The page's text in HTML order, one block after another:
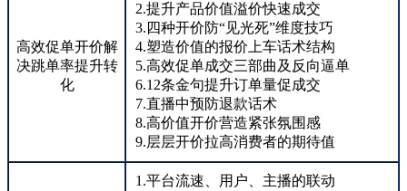
高效促单开价解
决跳单率提升转
化
2.提升产品价值溢价快速成交
3.四种开价防“见光死”维度技巧
4.塑造价值的报价上车话术结构
5.高效促单成交三部曲及反向逼单
6.12条金句提升订单量促成交
7.直播中预防退款话术
8.高价值开价营造紧张氛围感
9.层层开价拉高消费者的期待值
1.平台流速、用户、主播的联动